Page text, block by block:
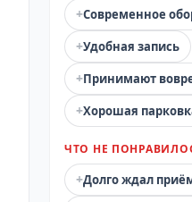
+Современное
+Удобная запись
+Принимают
+Хорошая
ЧТО НЕ
+Долго ждал